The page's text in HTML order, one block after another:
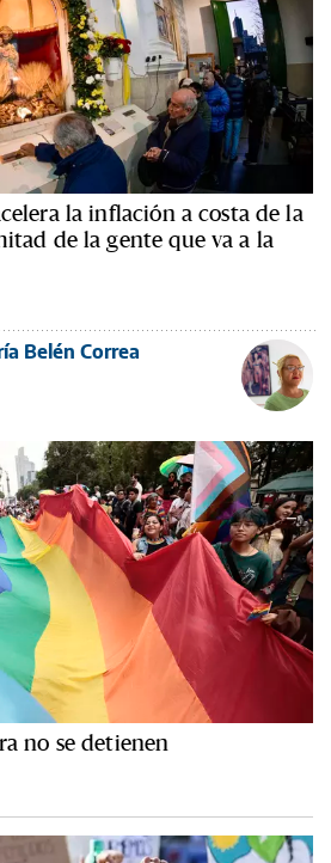
la inflación a costa de la
de la gente que va a la
Belén Correa
no se detienen